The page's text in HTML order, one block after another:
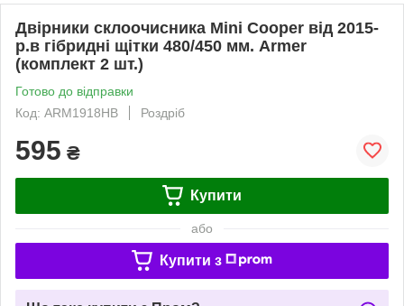
Двірники склоочисника Mini Cooper від 2015-
р.в гібридні щітки 480/450 мм. Armer
(комплект 2 шт.)
Готово до відправки
Код: ARM1918HB
Роздріб
595 ₴
Купити
або
Купити з